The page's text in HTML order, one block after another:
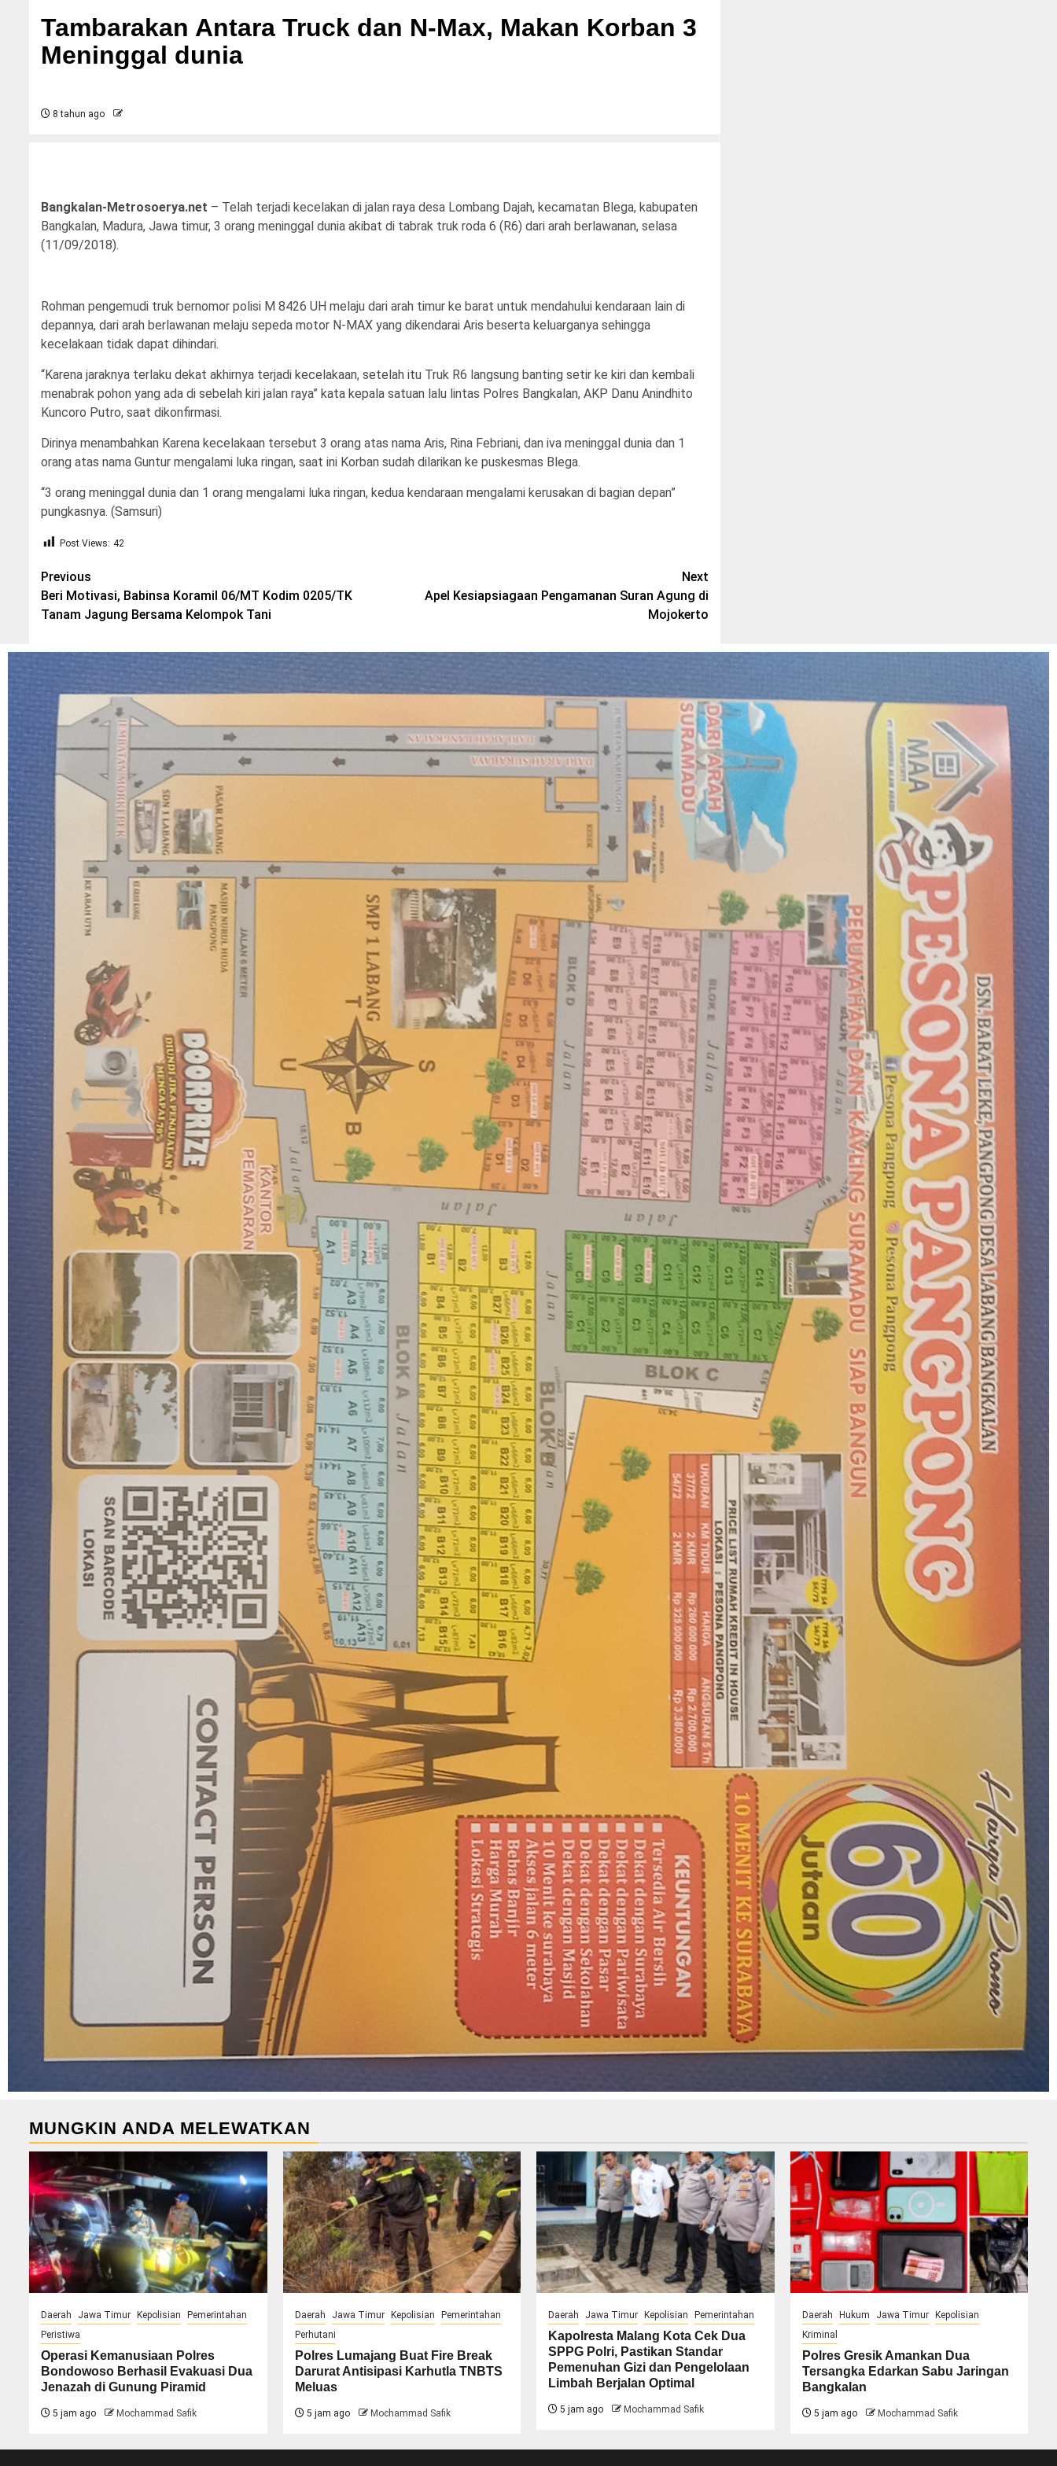
Tambarakan Antara Truck dan N-Max, Makan Korban 3
Meninggal dunia
8 tahun ago
Bangkalan-Metrosoerya.net – Telah terjadi kecelakan di jalan raya desa Lombang Dajah, kecamatan Blega, kabupaten
Bangkalan, Madura, Jawa timur, 3 orang meninggal dunia akibat di tabrak truk roda 6 (R6) dari arah berlawanan, selasa
(11/09/2018).
Rohman pengemudi truk bernomor polisi M 8426 UH melaju dari arah timur ke barat untuk mendahului kendaraan lain di
depannya, dari arah berlawanan melaju sepeda motor N-MAX yang dikendarai Aris beserta keluarganya sehingga
kecelakaan tidak dapat dihindari.
“Karena jaraknya terlaku dekat akhirnya terjadi kecelakaan, setelah itu Truk R6 langsung banting setir ke kiri dan kembali
menabrak pohon yang ada di sebelah kiri jalan raya” kata kepala satuan lalu lintas Polres Bangkalan, AKP Danu Anindhito
Kuncoro Putro, saat dikonfirmasi.
Dirinya menambahkan Karena kecelakaan tersebut 3 orang atas nama Aris, Rina Febriani, dan iva meninggal dunia dan 1
orang atas nama Guntur mengalami luka ringan, saat ini Korban sudah dilarikan ke puskesmas Blega.
“3 orang meninggal dunia dan 1 orang mengalami luka ringan, kedua kendaraan mengalami kerusakan di bagian depan”
pungkasnya. (Samsuri)
Post Views: 42
Post
navigation
Previous
Beri Motivasi, Babinsa Koramil 06/MT Kodim 0205/TK
Tanam Jagung Bersama Kelompok Tani
Next
Apel Kesiapsiagaan Pengamanan Suran Agung di
Mojokerto
MUNGKIN ANDA MELEWATKAN
Daerah Jawa Timur Kepolisian
Pemerintahan
Peristiwa
Operasi Kemanusiaan Polres
Bondowoso Berhasil Evakuasi Dua
Jenazah di Gunung Piramid
5 jam ago Mochammad Safik
Daerah Jawa Timur Kepolisian
Pemerintahan
Perhutani
Polres Lumajang Buat Fire Break
Darurat Antisipasi Karhutla TNBTS
Meluas
5 jam ago Mochammad Safik
Daerah Jawa Timur Kepolisian Pemerintahan
Kapolresta Malang Kota Cek Dua
SPPG Polri, Pastikan Standar
Pemenuhan Gizi dan Pengelolaan
Limbah Berjalan Optimal
5 jam ago Mochammad Safik
Daerah Hukum Jawa Timur
Kepolisian
Kriminal
Polres Gresik Amankan Dua
Tersangka Edarkan Sabu Jaringan
Bangkalan
5 jam ago Mochammad Safik